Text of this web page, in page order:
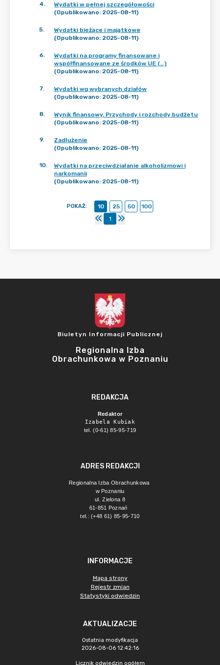
4.
Wydatki w pełnej szczegółowości
(Opublikowano: 2025-08-11)
5.
Wydatki bieżące i majątkowe
(Opublikowano: 2025-08-11)
6.
Wydatki na programy finansowane i
współfinansowane ze środków UE (…)
(Opublikowano: 2025-08-11)
7.
Wydatki wg wybranych działów
(Opublikowano: 2025-08-11)
8.
Wynik finansowy. Przychody i rozchody budżetu
(Opublikowano: 2025-08-11)
9.
Zadłużenie
(Opublikowano: 2025-08-11)
10.
Wydatki na przeciwdziałanie alkoholizmowi i
narkomanii
(Opublikowano: 2025-08-11)
POKAŻ: 10 25 50
100
1
Biuletyn Informacji Publicznej
Regionalna Izba
Obrachunkowa w Poznaniu
REDAKCJA
Redaktor
Izabela Kubiak
tel. (0-61) 85-95-719
ADRES REDAKCJI
Regionalna Izba Obrachunkowa
w Poznaniu
ul. Zielona 8
61-851 Poznań
tel.: (+48 61) 85-95-710
INFORMACJE
Mapa strony
Rejestr zmian
Statystyki odwiedzin
AKTUALIZACJE
Ostatnia modyfikacja
2026-08-06 12:42:16
Licznik odwiedzin ogółem